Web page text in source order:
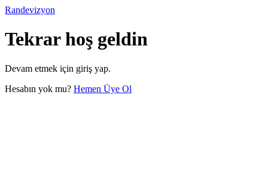
Randevizyon
Tekrar hoş geldin
Devam etmek için giriş yap.
Hesabın yok mu? Hemen Üye Ol